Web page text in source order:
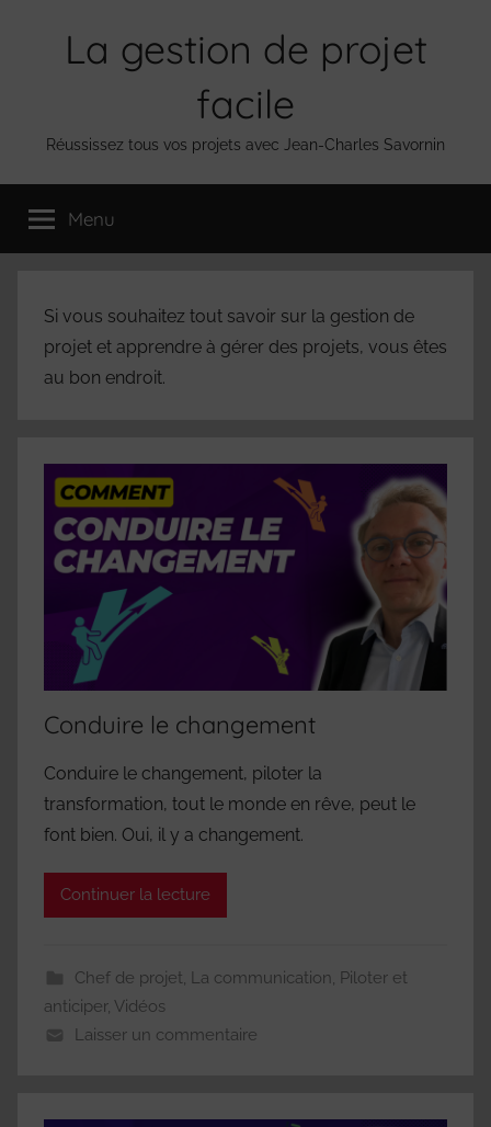
La gestion de projet
facile
Réussissez tous vos projets avec Jean-Charles Savornin
Menu
Si vous souhaitez tout savoir sur la gestion de
projet et apprendre à gérer des projets, vous êtes
au bon endroit.
Conduire le changement
Conduire le changement, piloter la
transformation, tout le monde en rêve, peut le
font bien. Oui, il y a changement.
Continuer la lecture
Chef de projet, La communication, Piloter et
anticiper, Vidéos
Laisser un commentaire